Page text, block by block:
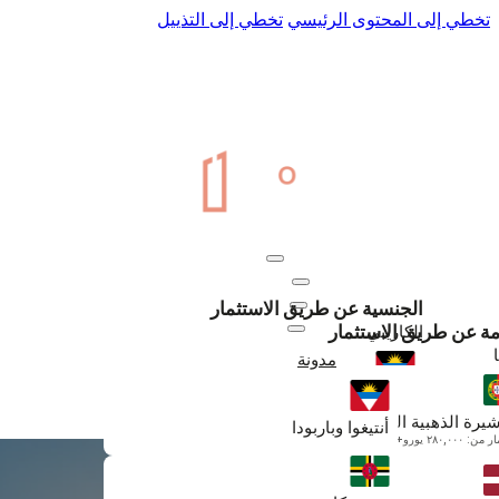
تخطي إلى المحتوى الرئيسي تخطي إلى التذييل
الجنسية عن طريق الاستثمار
الكاريبي
أنتيغوا وباربودا
ابتداءً من $230,000
دومينيكا
عن طريق الاستثمار
الذهبية البرتغالية
٢٨٠,٠٠٠ يورو+
موارد
مدونة
تجديدات
أنتيغوا وباربودا
+971 50 895 6330